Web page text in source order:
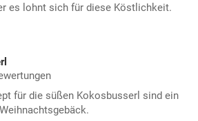
es lohnt sich für diese Köstlichkeit.
für die süßen Kokosbusserl sind ein